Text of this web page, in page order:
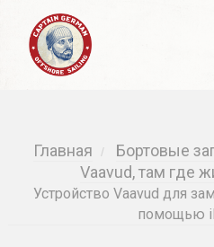
Главная / Бортовые
Vaavud, там где
Устройство Vaavud для
помощью